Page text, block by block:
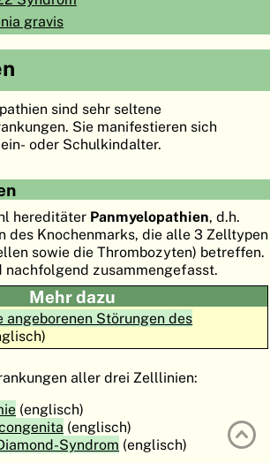
ORGANOGENESE
ATLASEMBRYOLOGY
SUCHEN
FR
EN
gravis
sind sehr seltene
Sie manifestieren sich
oder Schulkindalter.
hereditäter Panmyelopathien, d.h.
des Knochenmarks, die alle 3 Zelltypen
sowie die Thrombozyten) betreffen.
nachfolgend zusammengefasst.
Mehr dazu
angeborenen Störungen des
aller drei Zelllinien:
(englisch)
(englisch)
Syndrom (englisch)